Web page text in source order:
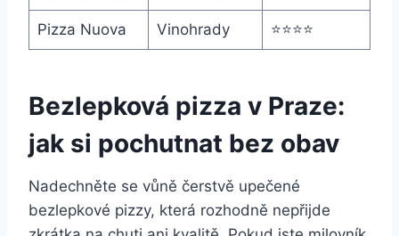
Pizza Nuova Vinohrady ⭐️⭐️⭐️⭐️
Bezlepková pizza v Praze:
jak si pochutnat bez obav
Nadechněte se vůně čerstvě upečené
bezlepkové pizzy, která rozhodně nepřijde